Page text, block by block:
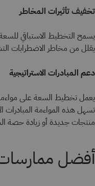
تخفيف تأثيرات المخاطر
يسمح التخطيط الاستباقي
يقلل من مخاطر الاضطرابات
دعم المبادرات الاستراتيجية
يعمل تخطيط السعة على
تسهل هذه المواءمة المبادرات
منتجات جديدة أو زيادة حصة
أفضل